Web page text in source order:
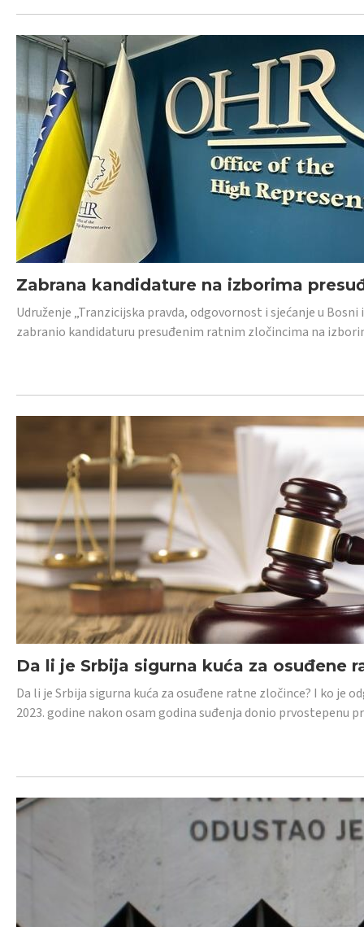
Zabrana kandidature na izborima
Udruženje „Tranzicijska pravda, odgovornost i sjećanje u
zabranio kandidaturu presuđenim ratnim zločincima na
Da li je Srbija sigurna kuća za osuđene
Da li je Srbija sigurna kuća za osuđene ratne zločince? I ko je
2023. godine nakon osam godina suđenja donio prvostepenu